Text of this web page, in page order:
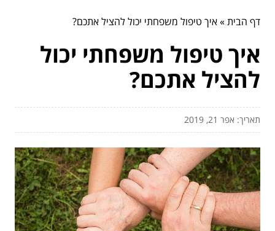
דף הבית»איך טיפול משפחתי יכול להציל אתכם?
איך טיפול משפחתי יכול
להציל אתכם?
תאריך: אפר 21, 2019